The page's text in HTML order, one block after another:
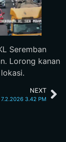
Seremban
Lorong kanan
NEXT
7.2.2026 3.42 PM